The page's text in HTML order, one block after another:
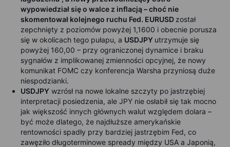
wypowiedział się o walce z inflacją – choć nie
skomentował kolejnego ruchu Fed. EURUSD został
zepchnięty z poziomów powyżej 1,1600 i obecnie porusza
się w okolicach tego pułapu, a USDJPY utrzymuje się
powyżej 160,00 – przy ograniczonej dynamice i braku
sygnałów z implikowanej zmienności opcyjnej, że nowy
komunikat FOMC czy konferencja Warsha przyniosą duże
niespodzianki.
USDJPY wzrósł na nowe lokalne szczyty po jastrzębiej
interpretacji posiedzenia, ale JPY nie osłabił się tak mocno
jak większość innych głównych walut względem dolara –
być może dlatego, że najdłuższe amerykańskie
rentowności spadły przy bardziej jastrzębim Fed, co
zawęziło długoterminowe spready między USA a Japonią,